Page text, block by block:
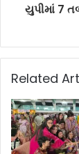
યુપીમાં 7
Related